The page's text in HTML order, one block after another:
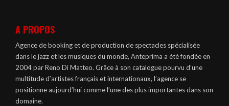
A PROPOS
Agence de booking et de production de spectacles spécialisée
dans le jazz et les musiques du monde, Anteprima a été fondée en
2004 par Reno Di Matteo. Grâce à son catalogue pourvu d’une
multitude d’artistes français et internationaux, l’agence se
positionne aujourd’hui comme l’une des plus importantes dans son
domaine.